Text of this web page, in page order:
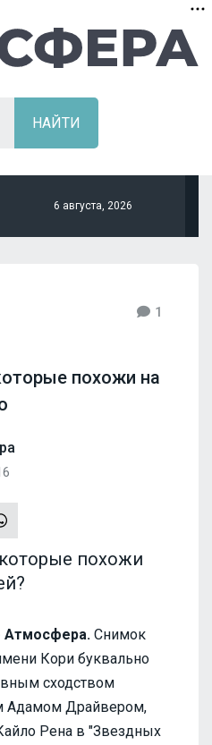
6 августа, 2026
1
похожи на
похожи
Атмосфера. Cнимок
Кори буквально
сходством
Адамом Драйвером,
Рена в "Звездных